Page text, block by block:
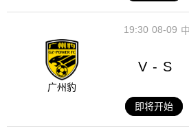
08-09
19:30
广州豹
V - S
即将开始